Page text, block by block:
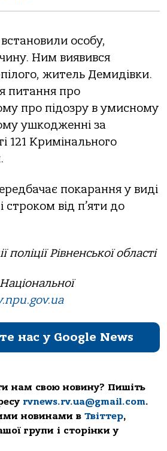
особу,
Ним виявився
житель Демидівки.
питання про
про підозру в умисному
ушкодженні за
121 Кримінального
покарання у виді
строком від п’яти до
поліції Рівненської області
нас у Google News
нам свою новину? Пишіть
rvnews.rv.ua@gmail.com.
новинами в Твіттер,
групи і сторінки у